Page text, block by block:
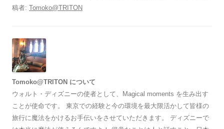
稿者: Tomoko@TRITON
Tomoko@TRITON について
ウォルト・ディズニーの使者として、Magical moments を生み出す
ことが使命です。 東京での経験と今の環境を最大限活かして皆様の
旅行に魔法をかけるお手伝いをさせていただきます。 ディズニーで